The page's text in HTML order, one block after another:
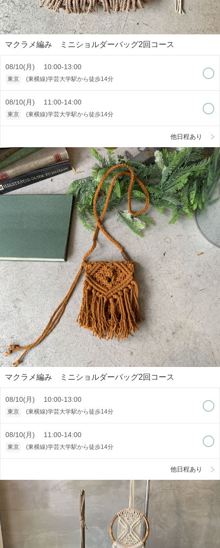
マクラメ編み ミニショルダーバッグ2回コース
08/10(月) 10:00-13:00
東京 (東横線)学芸大学駅から徒歩14分
08/10(月) 11:00-14:00
東京 (東横線)学芸大学駅から徒歩14分
他日程あり
マクラメ編み ミニショルダーバッグ2回コース
08/10(月) 10:00-13:00
東京 (東横線)学芸大学駅から徒歩14分
08/10(月) 11:00-14:00
東京 (東横線)学芸大学駅から徒歩14分
他日程あり